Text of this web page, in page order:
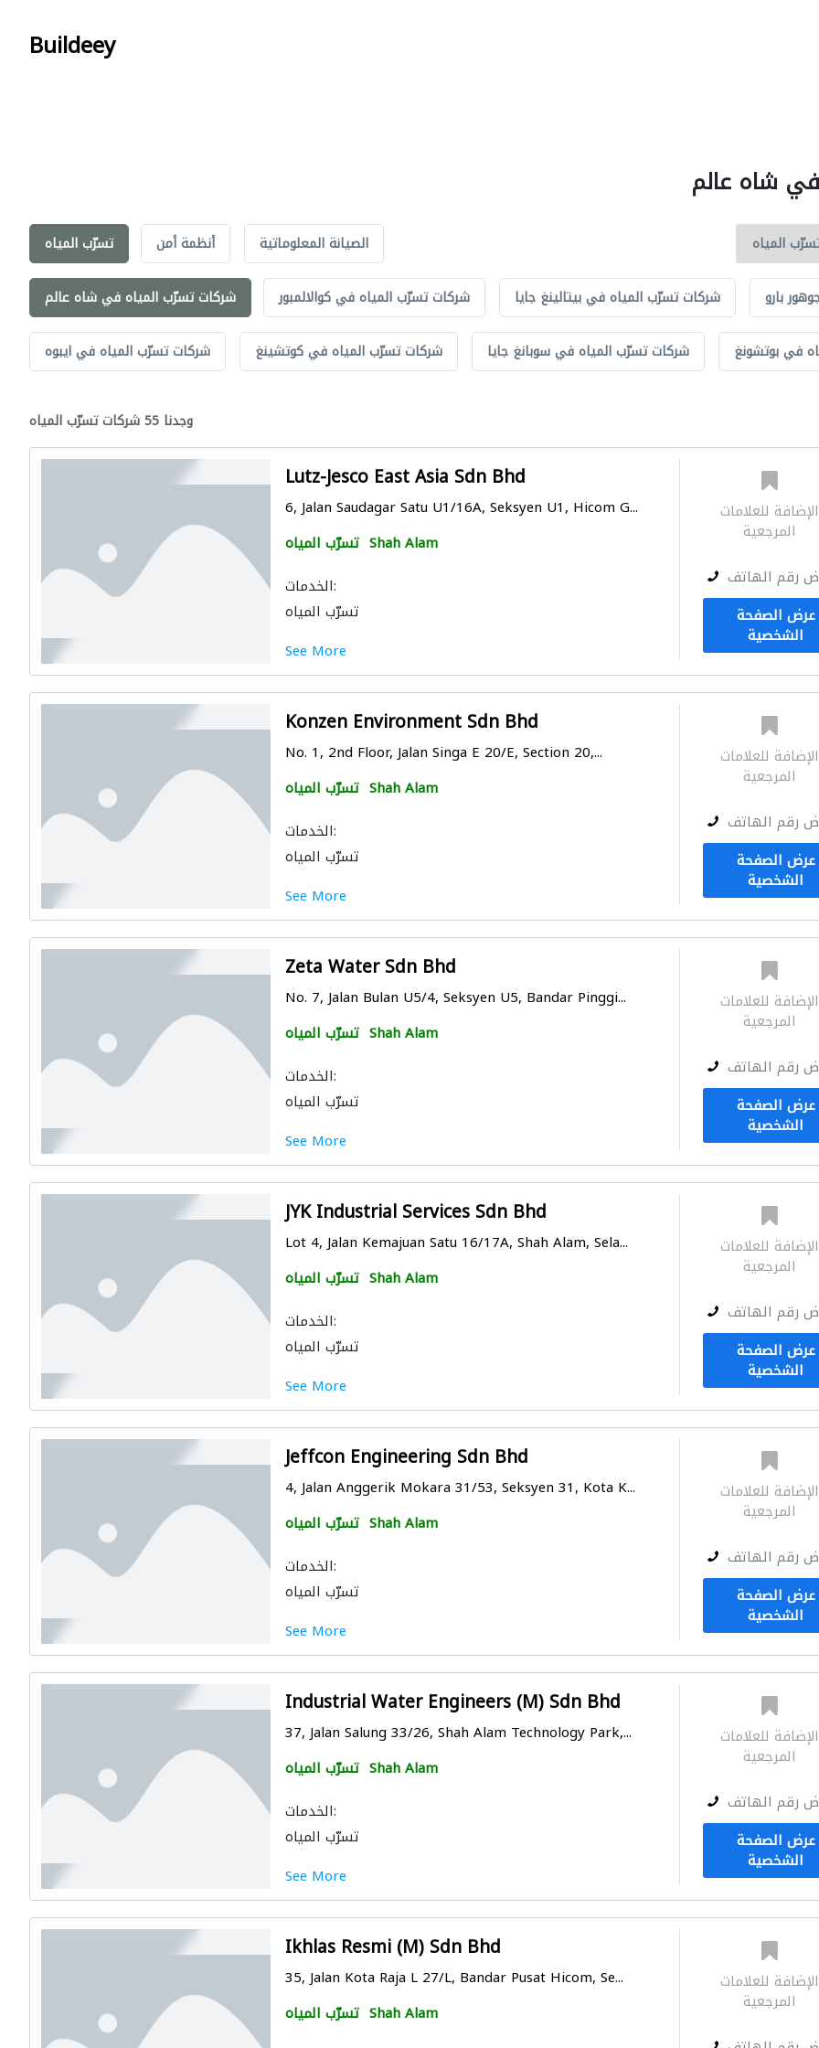
Buildeey
في شاه عالم
تسرّب المياه أنظمة أمن الصيانة المعلوماتية
شركات تسرّب المياه في شاه عالم شركات تسرّب المياه في كوالالمبور شركات تسرّب المياه في بيتالينغ جايا بارو
شركات تسرّب المياه في ايبوه شركات تسرّب المياه في كوتشينغ شركات تسرّب المياه في سوبانغ جايا في بوتشونغ
وجدنا 55 شركات تسرّب المياه
Lutz-Jesco East Asia Sdn Bhd
6, Jalan Saudagar Satu U1/16A, Seksyen U1, Hicom G...
تسرّب المياه Shah Alam
الخدمات:
تسرّب المياه
See More
الإضافة للعلامات
المرجعية
رقم الهاتف
عرض الصفحة
الشخصية
Konzen Environment Sdn Bhd
No. 1, 2nd Floor, Jalan Singa E 20/E, Section 20,...
تسرّب المياه Shah Alam
الخدمات:
تسرّب المياه
See More
الإضافة للعلامات
المرجعية
رقم الهاتف
عرض الصفحة
الشخصية
Zeta Water Sdn Bhd
No. 7, Jalan Bulan U5/4, Seksyen U5, Bandar Pinggi...
تسرّب المياه Shah Alam
الخدمات:
تسرّب المياه
See More
الإضافة للعلامات
المرجعية
رقم الهاتف
عرض الصفحة
الشخصية
JYK Industrial Services Sdn Bhd
Lot 4, Jalan Kemajuan Satu 16/17A, Shah Alam, Sela...
تسرّب المياه Shah Alam
الخدمات:
تسرّب المياه
See More
الإضافة للعلامات
المرجعية
رقم الهاتف
عرض الصفحة
الشخصية
Jeffcon Engineering Sdn Bhd
4, Jalan Anggerik Mokara 31/53, Seksyen 31, Kota K...
تسرّب المياه Shah Alam
الخدمات:
تسرّب المياه
See More
الإضافة للعلامات
المرجعية
رقم الهاتف
عرض الصفحة
الشخصية
Industrial Water Engineers (M) Sdn Bhd
37, Jalan Salung 33/26, Shah Alam Technology Park,...
تسرّب المياه Shah Alam
الخدمات:
تسرّب المياه
See More
الإضافة للعلامات
المرجعية
رقم الهاتف
عرض الصفحة
الشخصية
Ikhlas Resmi (M) Sdn Bhd
35, Jalan Kota Raja L 27/L, Bandar Pusat Hicom, Se...
تسرّب المياه Shah Alam
الإضافة للعلامات
المرجعية